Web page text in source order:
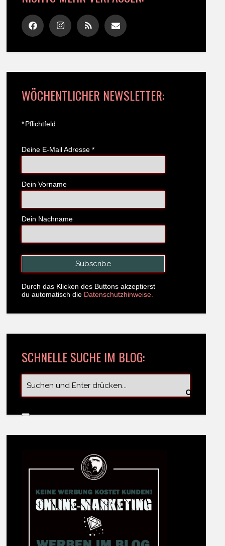
WÖCHENTLICHER NEWSLETTER:
*Pflichtfeld
Deine E-Mail Adresse *
Dein Vorname
Dein Nachname
Durch das Klicken des Buttons akzeptierst
du automatisch die Datenschutzhinweise.
SCHNELLE SUCHE IM BLOG: